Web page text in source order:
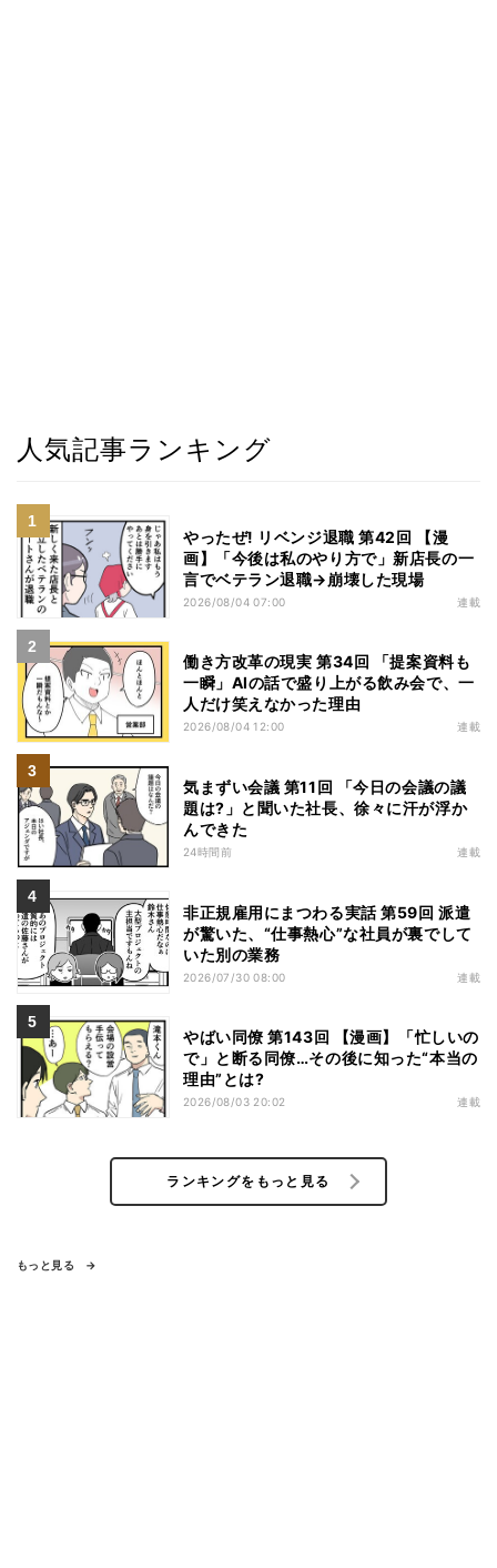
人気記事ランキング
やったぜ! リベンジ退職 第42回 【漫
画】「今後は私のやり方で」新店長の一
言でベテラン退職→崩壊した現場
2026/08/04 07:00 連載
働き方改革の現実 第34回 「提案資料も
一瞬」AIの話で盛り上がる飲み会で、一
人だけ笑えなかった理由
2026/08/04 12:00 連載
気まずい会議 第11回 「今日の会議の議
題は?」と聞いた社長、徐々に汗が浮か
んできた
24時間前 連載
非正規雇用にまつわる実話 第59回 派遣
が驚いた、“仕事熱心”な社員が裏でして
いた別の業務
2026/07/30 08:00 連載
やばい同僚 第143回 【漫画】「忙しいの
で」と断る同僚…その後に知った“本当の
理由”とは?
2026/08/03 20:02 連載
ランキングをもっと見る
もっと見る